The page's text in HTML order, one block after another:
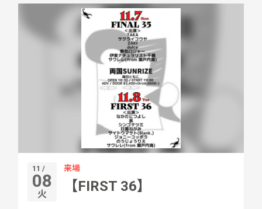
11 /
08
火
来場
【FIRST 36】